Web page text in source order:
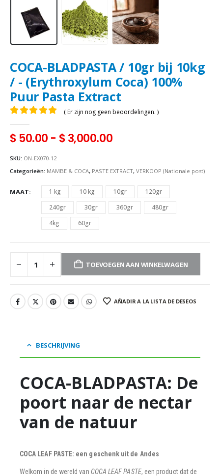
COCA-BLADPASTA / 10gr bij 10kg
/ - (Erythroxylum Coca) 100%
Puur Pasta Extract
( Er zijn nog geen beoordelingen. )
$50.00 - $3,000.00
SKU: ON-EX070-12
Categorieën: MAMBE & COCA, PASTE EXTRACT, VERKOOP (Nationale post)
MAAT 1 kg 10 kg 10gr
120gr
240gr
30gr 360gr
480gr
4kg
60gr
TOEVOEGEN AAN WINKELWAGEN
AÑADIR A LA LISTA DE DESEOS
BESCHRIJVING
COCA-BLADPASTA: De
poort naar de nectar
van de natuur
COCA LEAF PASTE: een geschenk uit de Andes
Welkom in de wereld van COCA LEAF PASTE, een product dat de